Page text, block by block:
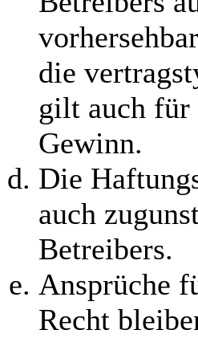
die
gilt auch für
Gewinn.
Die
auch
Betreibers.
Ansprüche
Recht